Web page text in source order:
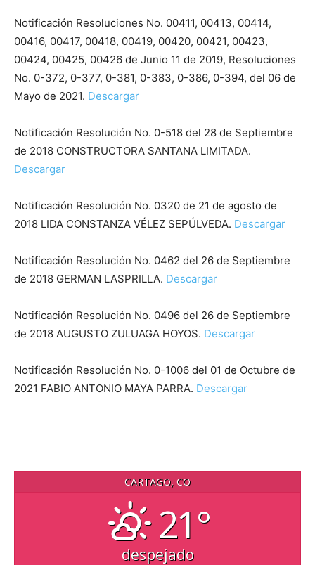
Notificación Resoluciones No. 00411, 00413, 00414,
00416, 00417, 00418, 00419, 00420, 00421, 00423,
00424, 00425, 00426 de Junio 11 de 2019, Resoluciones
No. 0-372, 0-377, 0-381, 0-383, 0-386, 0-394, del 06 de
Mayo de 2021. Descargar
Notificación Resolución No. 0-518 del 28 de Septiembre
de 2018 CONSTRUCTORA SANTANA LIMITADA.
Descargar
Notificación Resolución No. 0320 de 21 de agosto de
2018 LIDA CONSTANZA VÉLEZ SEPÚLVEDA. Descargar
Notificación Resolución No. 0462 del 26 de Septiembre
de 2018 GERMAN LASPRILLA. Descargar
Notificación Resolución No. 0496 del 26 de Septiembre
de 2018 AUGUSTO ZULUAGA HOYOS. Descargar
Notificación Resolución No. 0-1006 del 01 de Octubre de
2021 FABIO ANTONIO MAYA PARRA. Descargar
CARTAGO, CO
21°
despejado